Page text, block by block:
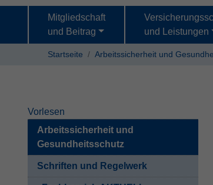
Mitgliedschaft
und Beitrag
und Leistungen
Startseite Arbeitssicherheit und
Vorlesen
Arbeitssicherheit und
Gesundheitsschutz
Schriften und Regelwerk